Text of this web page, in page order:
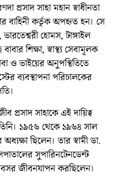
প্রসাদ সাহা মহান স্বাধীনতা
বাহিনী কর্তৃক অপহৃত হন। সে
হোমস, টাঙ্গাইল
শিক্ষা, স্বাস্থ্য সেবামূলক
ও ভাইয়ের অনুপস্থিতিতে
ব্যবস্থাপনা পরিচালকের
প্রসাদ সাহাকে এই দায়িত্ব
১৯৫৬ থেকে ১৯৬৪ সাল
ছিলেন। তার স্বামী ডা.
সুপারিনটেনডেন্ট
জীবনযাপন করছিলেন।